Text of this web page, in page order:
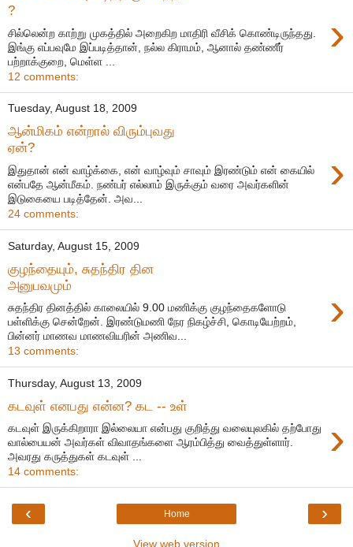
?
›
சில்லென்ற காற்று முகத்தில் அறைகிற மாதிரி வீசிக் கொண்டிருந்தது.
இங்கு எப்பவுமே இப்படித்தான், நல்ல கிராமம், ஆனால் தண்ணீர்
பற்றாக்குறை, மெள்ள ...
12 comments:
Tuesday, August 18, 2009
ஆன்மிகம் என்றால் விரும்புவது
ஏன்?
›
இதுதான் என் வாழ்க்கை, என் வாழ்வும் சாவும் இரண்டும் என் கையில்
என்பதே ஆன்மீகம். நண்பர் எல்லாம் இருக்கும் வரை அவர்களின்
இடுகையை படித்தேன். அவ...
24 comments:
Saturday, August 15, 2009
குழந்தையும், சுதந்திர தின
அனுபவமும்
›
சுதந்திர தினத்தில் காலையில் 9.00 மணிக்கு குழந்தைகளோடு
பள்ளிக்கு சென்றேன். இரண்டுமணி நேர நிகழ்ச்சி, கொடியேற்றம்,
பின்னர் மாணவ மாணவியரின் அணிவ...
13 comments:
Thursday, August 13, 2009
கடவுள் எனபது என்ன? கட -- உள்
›
கடவுள் இருக்கிறாரா இல்லையா என்பது குறித்து வலையுலகில் தற்போது
வால்பையன் அவர்கள் விவாதங்களை ஆரம்பித்து வைத்துள்ளார்.
அவரது கருத்துகள் கடவுள் ...
14 comments:
‹ ›
Home
View web version